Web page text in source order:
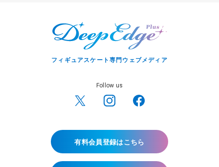
フィギュアスケート専門ウェブメディア
Follow us
有料会員登録はこちら